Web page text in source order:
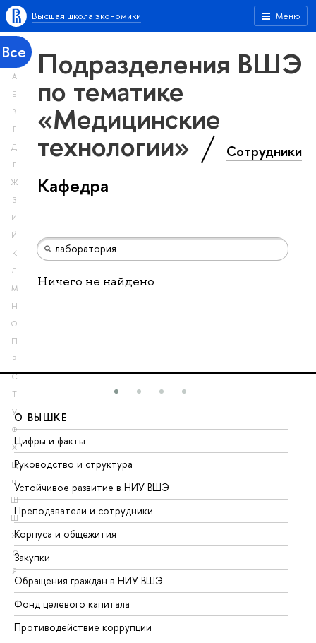
Меню
Высшая школа экономики
Все
А
Б
В
Г
Д
Е
Ж
З
И
Й
К
Л
М
Н
О
П
Р
С
Т
У
Ф
Х
Ц
Ч
Ш
Щ
Э
Ю
Я
Подразделения ВШЭ
по тематике
«Медицинские
технологии» Сотрудники
Кафедра
Ничего не найдено
О ВЫШКЕ
Цифры и факты
Руководство и структура
Устойчивое развитие в НИУ ВШЭ
Преподаватели и сотрудники
Корпуса и общежития
Закупки
Обращения граждан в НИУ ВШЭ
Фонд целевого капитала
Противодействие коррупции